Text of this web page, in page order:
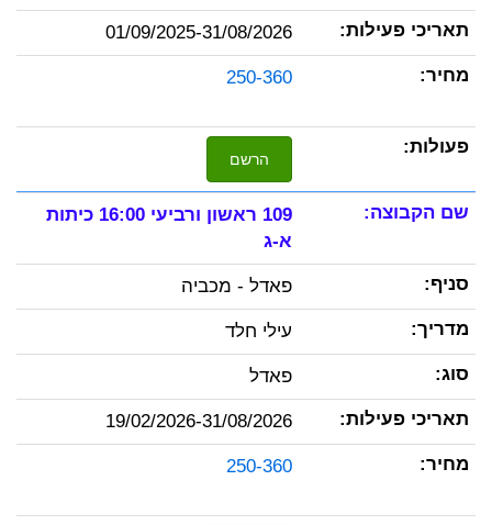
01/09/2025-31/08/2026
250-360
הרשם
109 ראשון ורביעי 16:00 כיתות
א-ג
פאדל - מכביה
עילי חלד
פאדל
19/02/2026-31/08/2026
250-360